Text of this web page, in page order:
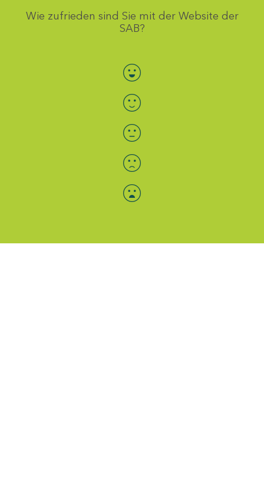
Wie zufrieden sind Sie mit der Website der
SAB?
Bewertung auswählen